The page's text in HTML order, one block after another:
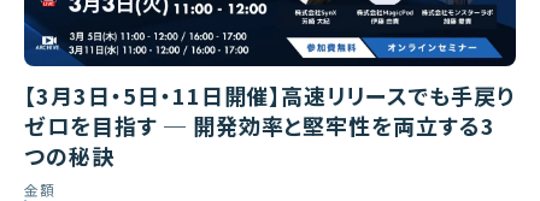
【3月3日・5日・11日開催】高速リリースでも手戻り
ゼロを目指す ─ 開発効率と堅牢性を両立する3
つの秘訣
金額